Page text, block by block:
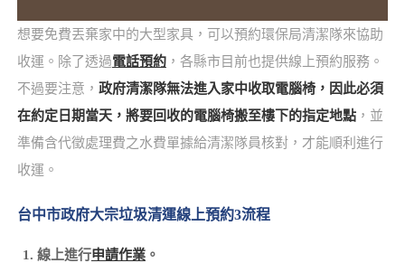
想要免費丟棄家中的大型家具，可以預約環保局清潔隊來協助
收運。除了透過電話預約，各縣市目前也提供線上預約服務。
不過要注意， 政府清潔隊無法進入家中收取電腦椅，因此必須
在約定日期當天，將要回收的電腦椅搬至樓下的指定地點，並
準備含代徵處理費之水費單據給清潔隊員核對，才能順利進行
收運。
台中市政府大宗垃圾清運線上預約3流程
線上進行申請作業。